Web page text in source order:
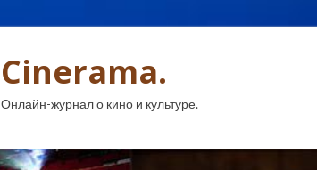
Cinerama.
Онлайн-журнал о кино и культуре.